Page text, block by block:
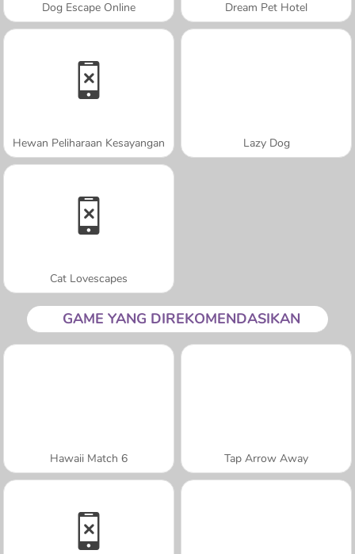
Dog Escape Online Dream Pet Hotel
Hewan Peliharaan Kesayangan Lazy Dog
Cat Lovescapes
GAME YANG DIREKOMENDASIKAN
Hawaii Match 6 Tap Arrow Away